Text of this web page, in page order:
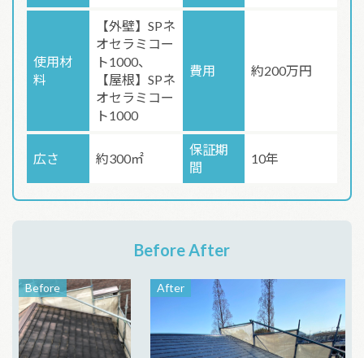
使用材
料
【外壁】SPネ
オセラミコー
ト1000、
【屋根】SPネ
オセラミコー
ト1000
費用 約200万円
広さ 約300㎡
保証期
間
10年
Before After
Before After